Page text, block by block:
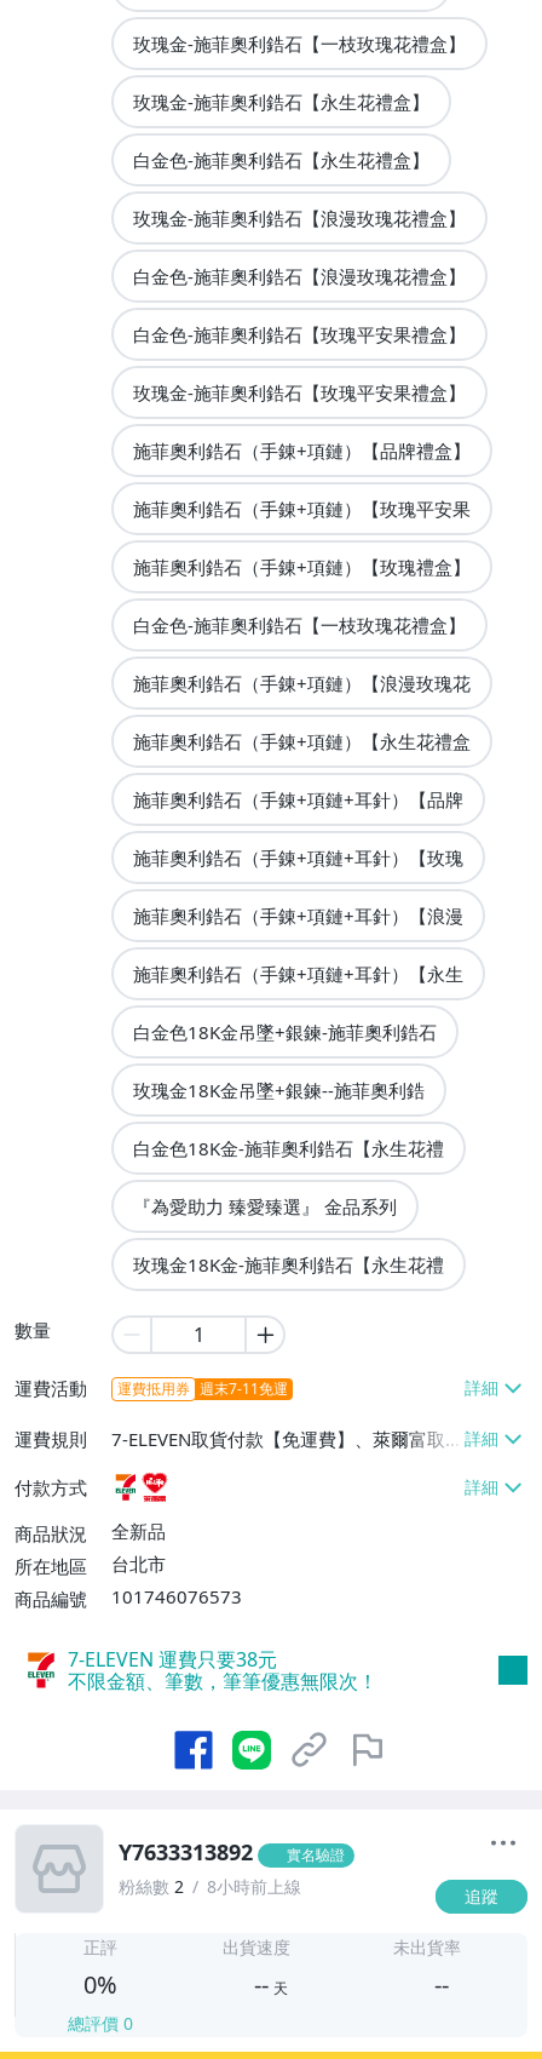
玫瑰金-施菲奧利鋯石【一枝玫瑰花禮盒】
玫瑰金-施菲奧利鋯石【永生花禮盒】
白金色-施菲奧利鋯石【永生花禮盒】
玫瑰金-施菲奧利鋯石【浪漫玫瑰花禮盒】
白金色-施菲奧利鋯石【浪漫玫瑰花禮盒】
白金色-施菲奧利鋯石【玫瑰平安果禮盒】
玫瑰金-施菲奧利鋯石【玫瑰平安果禮盒】
施菲奧利鋯石（手錬+項鏈）【品牌禮盒】
施菲奧利鋯石（手錬+項鏈）【玫瑰平安果
施菲奧利鋯石（手錬+項鏈）【玫瑰禮盒】
白金色-施菲奧利鋯石【一枝玫瑰花禮盒】
施菲奧利鋯石（手錬+項鏈）【浪漫玫瑰花
施菲奧利鋯石（手錬+項鏈）【永生花禮盒
施菲奧利鋯石（手錬+項鏈+耳針）【品牌
施菲奧利鋯石（手錬+項鏈+耳針）【玫瑰
施菲奧利鋯石（手錬+項鏈+耳針）【浪漫
施菲奧利鋯石（手錬+項鏈+耳針）【永生
白金色18K金吊墜+銀鍊-施菲奧利鋯石
玫瑰金18K金吊墜+銀鍊--施菲奧利鋯
白金色18K金-施菲奧利鋯石【永生花禮
『為愛助力 臻愛臻選』 金品系列
玫瑰金18K金-施菲奧利鋯石【永生花禮
數量
運費活動 運費抵用券 週末7-11免運
運費規則
7-ELEVEN取貨付款【免運費】、萊爾富取
貨付款【免運費】
付款方式
商品狀況
全新品
所在地區
台北市
商品編號
101746076573
7-ELEVEN 運費只要38元
不限金額、筆數，筆筆優惠無限次！
Y7633313892 實名驗證
粉絲數 2 8小時前上線 追蹤
正評
0%
總評價 0
出貨速度
-- 天
未出貨率
--